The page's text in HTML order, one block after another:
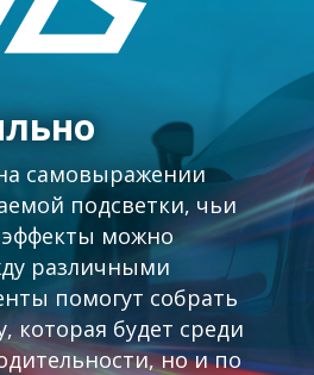
самовыражении
подсветки, чьи
можно
различными
помогут собрать
будет среди
но и по